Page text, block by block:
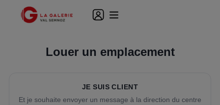
Louer un emplacement
JE SUIS CLIENT
Et je souhaite envoyer un message à la direction du centre